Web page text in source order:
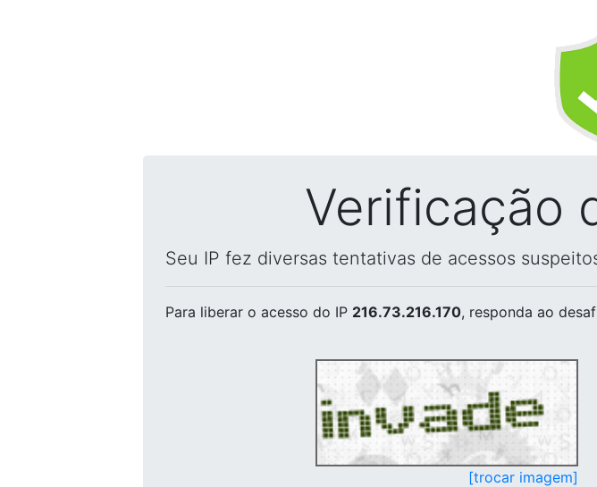
Verificação
Seu IP fez diversas tentativas de acessos
Para liberar o acesso do IP 216.73.216.170, responda ao
[trocar imagem]